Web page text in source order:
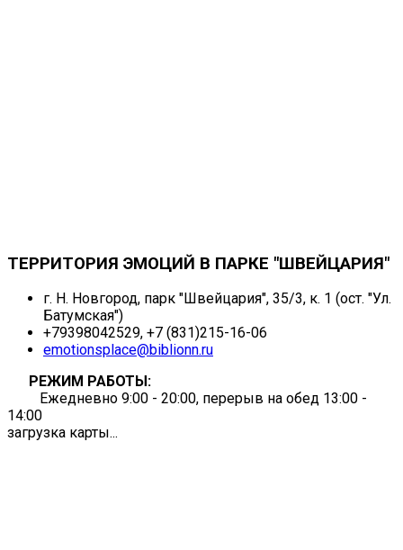
ТЕРРИТОРИЯ ЭМОЦИЙ В ПАРКЕ "ШВЕЙЦАРИЯ"
г. Н. Новгород, парк "Швейцария", 35/3, к. 1 (ост. "Ул.
Батумская")
+79398042529, +7 (831)215-16-06
emotionsplace@biblionn.ru
РЕЖИМ РАБОТЫ:
Ежедневно 9:00 - 20:00, перерыв на обед 13:00 -
14:00
загрузка карты...